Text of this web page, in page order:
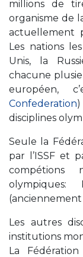
millions de
organisme de
actuellement
Les nations
Unis, la
chacune
européen,
Confederation
disciplines
Seule la
par l’ISSF et
compétions
(anciennement
Les autres
institutions
La